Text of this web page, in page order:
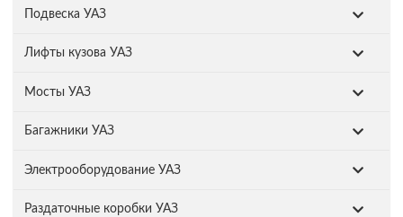
Подвеска УАЗ
Лифты кузова УАЗ
Мосты УАЗ
Багажники УАЗ
Электрооборудование УАЗ
Раздаточные коробки УАЗ